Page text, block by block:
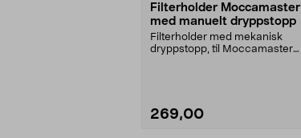
Filterholder Moccamaster
med manuelt dryppstopp
Filterholder med mekanisk
dryppstopp, til Moccamaster
269,00